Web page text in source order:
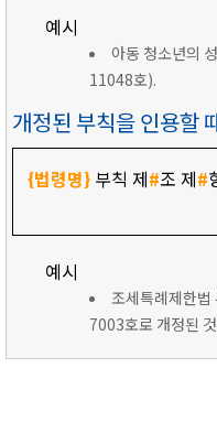
예시
아동 청소년의
11048호).
개정된 부칙을 인용할
{법령명}부칙 제#조 제#
예시
조세특례제한
7003호로 개정된